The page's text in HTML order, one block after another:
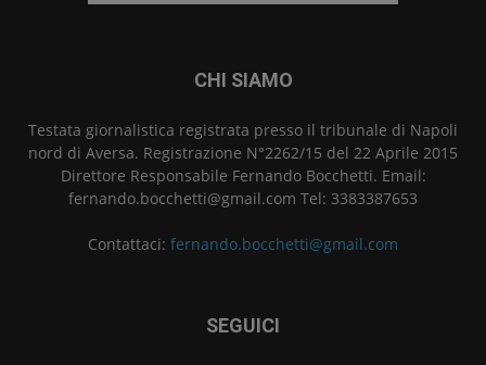
CHI SIAMO
Testata giornalistica registrata presso il tribunale di Napoli
nord di Aversa. Registrazione N°2262/15 del 22 Aprile 2015
Direttore Responsabile Fernando Bocchetti. Email:
fernando.bocchetti@gmail.com Tel: 3383387653
Contattaci: fernando.bocchetti@gmail.com
SEGUICI